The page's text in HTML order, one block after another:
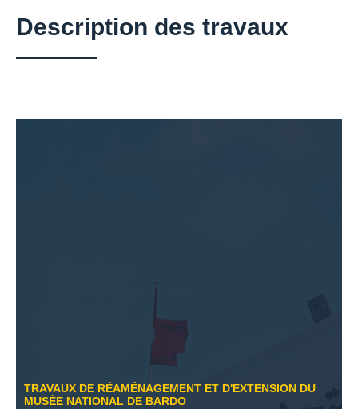
Description des travaux
TRAVAUX DE RÉAMÉNAGEMENT ET D'EXTENSION DU
MUSÉE NATIONAL DE BARDO